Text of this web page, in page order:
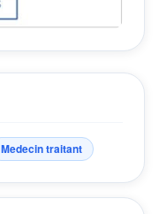
Medecin traitant